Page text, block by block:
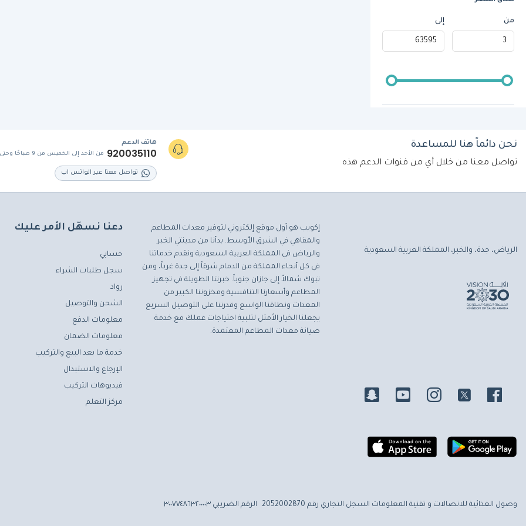
من إلى
نحن دائماً هنا للمساعدة
تواصل معنا من خلال أي من قنوات الدعم هذه
هاتف الدعم
920035110 من الأحد إلى الخميس من 9 صباحًا وحتى 5 مساءً
تواصل معنا عبر الواتس اب
الرياض، جدة، والخبر، المملكة العربية السعودية
إكويب هو أول موقع إلكتروني لتوفير معدات المطاعم
والمقاهي في الشرق الأوسط. بدأنا من مدينتي الخبر
والرياض في المملكة العربية السعودية ونقدم خدماتنا
في كل أنحاء المملكة من الدمام شرقاً إلى جدة غرباً، ومن
تبوك شمالاً إلى جازان جنوباً. خبرتنا الطويلة في تجهيز
المطاعم وأسعارنا التنافسية ومخزوننا الكبير من
المعدات ونطاقنا الواسع وقدرتنا على التوصيل السريع
يجعلنا الخيار الأمثل لتلبية احتياجات عملك مع خدمة
صيانة معدات المطاعم المعتمدة.
دعنا نسهّل الأمر عليك
حسابي
سجل طلبات الشراء
رواد
الشحن والتوصيل
معلومات الدفع
معلومات الضمان
خدمة ما بعد البيع والتركيب
الإرجاع والاستبدال
فيديوهات التركيب
مركز التعلم
وصول الغذائية للاتصالات و تقنية المعلومات السجل التجاري رقم 2052002870 الرقم الضريبي ٣٠٠٧٧٤٨٦٣٢٠٠٠٠٣